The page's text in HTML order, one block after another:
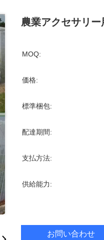
農業アクセサリー
MOQ:
価格:
標準梱包:
配達期間:
支払方法:
供給能力:
お問い合わせ